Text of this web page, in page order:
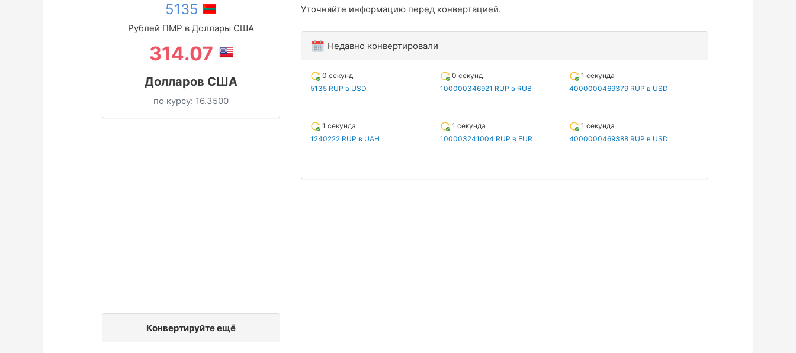
5135
Рублей ПМР в Доллары США
314.07
Долларов США
по курсу: 16.3500
Конвертируйте ещё
Уточняйте информацию перед конвертацией.
Недавно конвертировали
0 секунд
5135 RUP в USD
0 секунд
100000346921 RUP в RUB
1 секунда
4000000469379 RUP в USD
1 секунда
1240222 RUP в UAH
1 секунда
100003241004 RUP в EUR
1 секунда
4000000469388 RUP в USD